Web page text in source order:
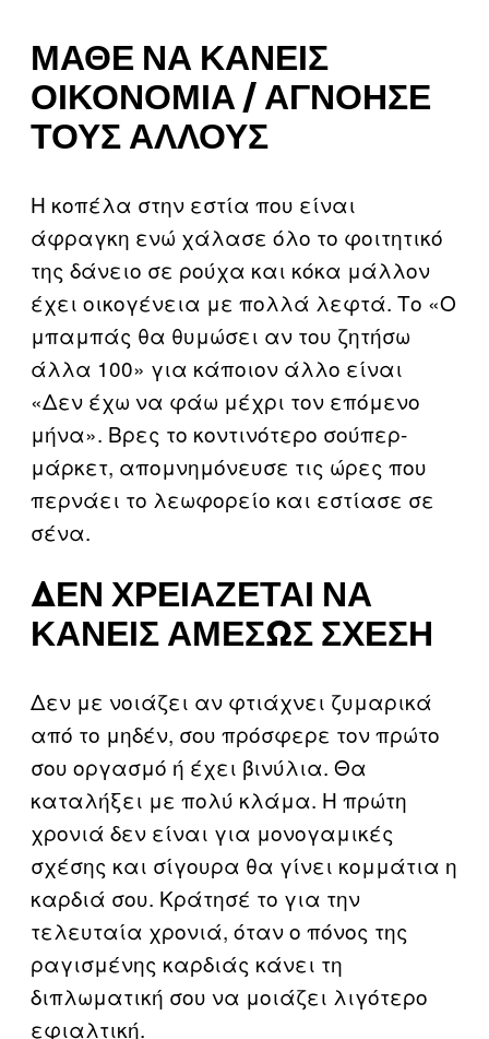
ΜΆΘΕ ΝΑ ΚΆΝΕΙΣ
ΟΙΚΟΝΟΜΊΑ / ΑΓΝΌΗΣΕ
ΤΟΥΣ ΆΛΛΟΥΣ
Η κοπέλα στην εστία που είναι
άφραγκη ενώ χάλασε όλο το φοιτητικό
της δάνειο σε ρούχα και κόκα μάλλον
έχει οικογένεια με πολλά λεφτά. Το «Ο
μπαμπάς θα θυμώσει αν του ζητήσω
άλλα 100» για κάποιον άλλο είναι
«Δεν έχω να φάω μέχρι τον επόμενο
μήνα». Βρες το κοντινότερο σούπερ-
μάρκετ, απομνημόνευσε τις ώρες που
περνάει το λεωφορείο και εστίασε σε
σένα.
ΔΕΝ ΧΡΕΙΆΖΕΤΑΙ ΝΑ
ΚΆΝΕΙΣ ΑΜΈΣΩΣ ΣΧΈΣΗ
Δεν με νοιάζει αν φτιάχνει ζυμαρικά
από το μηδέν, σου πρόσφερε τον πρώτο
σου οργασμό ή έχει βινύλια. Θα
καταλήξει με πολύ κλάμα. Η πρώτη
χρονιά δεν είναι για μονογαμικές
σχέσης και σίγουρα θα γίνει κομμάτια η
καρδιά σου. Κράτησέ το για την
τελευταία χρονιά, όταν ο πόνος της
ραγισμένης καρδιάς κάνει τη
διπλωματική σου να μοιάζει λιγότερο
εφιαλτική.